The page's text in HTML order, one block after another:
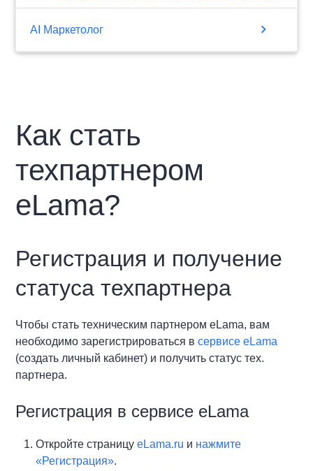
AI Маркетолог chevron_right
Как стать
техпартнером
eLama?
Регистрация и получение
статуса техпартнера
Чтобы стать техническим партнером eLama, вам
необходимо зарегистрироваться всервисе eLama
(создать личный кабинет) и получить статус тех.
партнера.
Регистрация в сервисе eLama
Откройте страницуeLama.ru и нажмите
«Регистрация».